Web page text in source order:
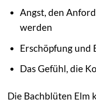
Angst, den
werden
Erschöpfung und
Das Gefühl, die
Die Bachblüten Elm